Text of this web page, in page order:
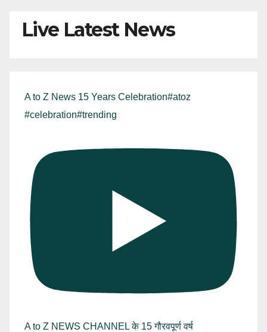
Live Latest News
A to Z News 15 Years Celebration#atoz
#celebration#trending
A to Z NEWS CHANNEL के 15 गौरवपूर्ण वर्ष